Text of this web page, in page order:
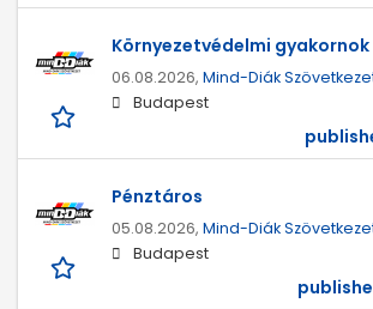
Környezetvédelmi gyakornok
06.08.2026, Mind-Diák
Budapest
Pénztáros
05.08.2026, Mind-Diák
Budapest